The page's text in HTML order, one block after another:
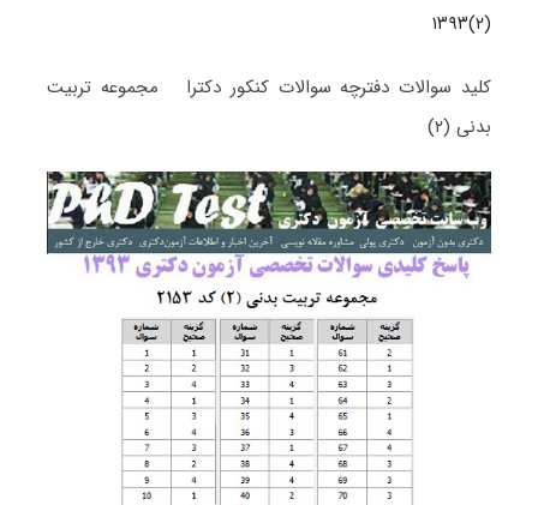
(۲)۱۳۹۳
کلید سوالات دفترچه سوالات کنکور دکترا مجموعه تربیت
بدنی (۲)